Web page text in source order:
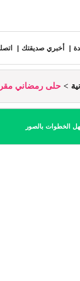
أخبري صديقتك
حلى رمضاني
الخطوات بالصور